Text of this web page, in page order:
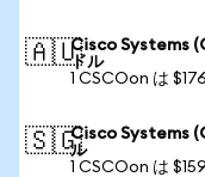
🇦🇺Cisco Systems
ドル
1 CSCOon は
🇸🇬Cisco Systems
ル
1 CSCOon は